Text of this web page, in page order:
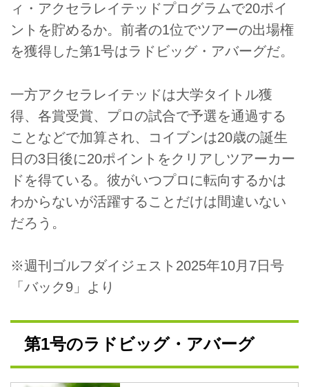
ィ・アクセラレイテッドプログラムで20ポイ
ントを貯めるか。前者の1位でツアーの出場権
を獲得した第1号はラドビッグ・アバーグだ。
一方アクセラレイテッドは大学タイトル獲
得、各賞受賞、プロの試合で予選を通過する
ことなどで加算され、コイブンは20歳の誕生
日の3日後に20ポイントをクリアしツアーカー
ドを得ている。彼がいつプロに転向するかは
わからないが活躍することだけは間違いない
だろう。
※週刊ゴルフダイジェスト2025年10月7日号
「バック9」より
第1号のラドビッグ・アバーグ